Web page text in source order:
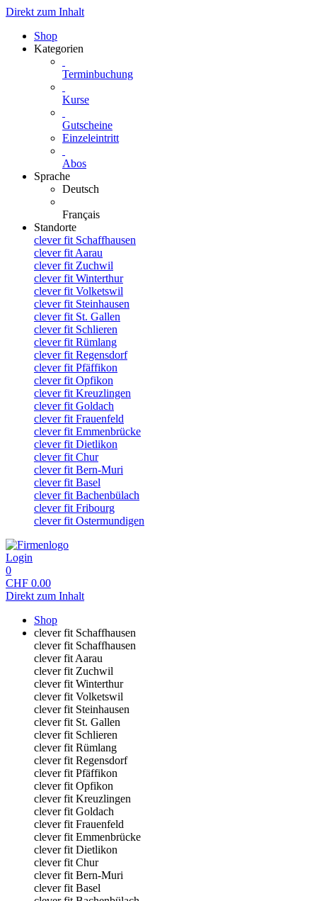
Direkt zum Inhalt
Shop
Kategorien
Terminbuchung
Kurse
Gutscheine
Einzeleintritt
Abos
Sprache
Deutsch
Français
Standorte
clever fit Schaffhausen
clever fit Aarau
clever fit Zuchwil
clever fit Winterthur
clever fit Volketswil
clever fit Steinhausen
clever fit St. Gallen
clever fit Schlieren
clever fit Rümlang
clever fit Regensdorf
clever fit Pfäffikon
clever fit Opfikon
clever fit Kreuzlingen
clever fit Goldach
clever fit Frauenfeld
clever fit Emmenbrücke
clever fit Dietlikon
clever fit Chur
clever fit Bern-Muri
clever fit Basel
clever fit Bachenbülach
clever fit Fribourg
clever fit Ostermundigen
Login
0
CHF 0.00
Direkt zum Inhalt
Shop
clever fit Schaffhausen
clever fit Schaffhausen
clever fit Aarau
clever fit Zuchwil
clever fit Winterthur
clever fit Volketswil
clever fit Steinhausen
clever fit St. Gallen
clever fit Schlieren
clever fit Rümlang
clever fit Regensdorf
clever fit Pfäffikon
clever fit Opfikon
clever fit Kreuzlingen
clever fit Goldach
clever fit Frauenfeld
clever fit Emmenbrücke
clever fit Dietlikon
clever fit Chur
clever fit Bern-Muri
clever fit Basel